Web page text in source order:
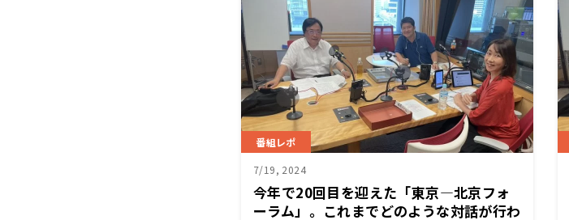
番組レポ
7/19, 2024
今年で20回目を迎えた「東京―北京フォ
ーラム」。これまでどのような対話が行わ